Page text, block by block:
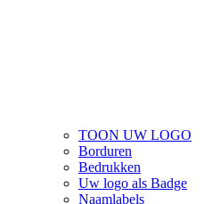
TOON UW LOGO
Borduren
Bedrukken
Uw logo als Badge
Naamlabels